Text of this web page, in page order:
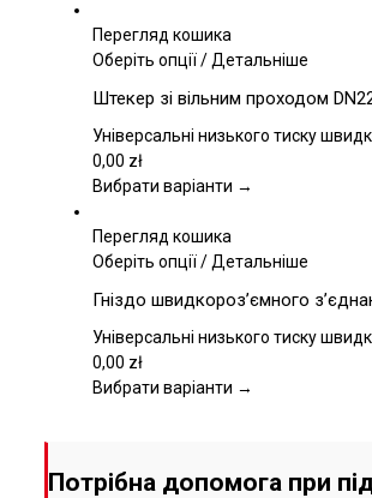
вибрати
на
товару
Перегляд кошика
Оберіть опції Цей
має
кілька
Параметри
вибрати
на
товару
/Детальніше
Штекер зі вільним проходом
Універсальні низького тиску
0,00 zł
Вибрати варіанти →
Перегляд кошика
Оберіть опції Цей
має
кілька
Параметри
сторінці
/Детальніше
Гніздо швидкороз’ємного
Універсальні низького тиску
0,00 zł
Вибрати варіанти →
Потрібна допомога при